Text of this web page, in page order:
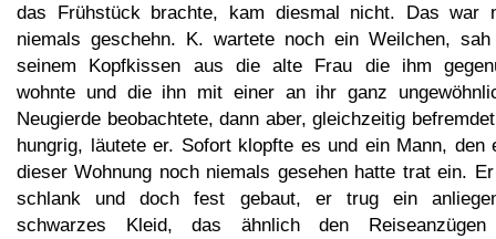
das Frühstück brachte, kam diesmal nicht. Das war
niemals geschehn. K. wartete noch ein Weilchen,
seinem Kopfkissen aus die alte Frau die ihm
wohnte und die ihn mit einer an ihr ganz
Neugierde beobachtete, dann aber, gleichzeitig
hungrig, läutete er. Sofort klopfte es und ein Mann, den
dieser Wohnung noch niemals gesehen hatte trat ein.
schlank und doch fest gebaut, er trug ein
schwarzes Kleid, das ähnlich den